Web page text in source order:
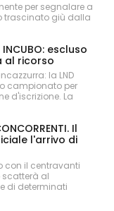
per segnalare a
trascinato giù dalla
INCUBO: escluso
al ricorso
la LND
campionato per
d'iscrizione. La
Il
l'arrivo di
con il centravanti
al
di determinati